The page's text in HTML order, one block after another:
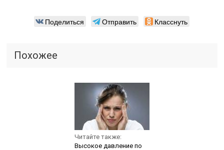
Поделиться Отправить Класснуть
Похожее
Читайте также:
Высокое давление по